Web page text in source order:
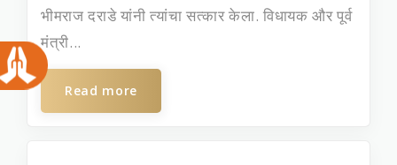
भीमराज दराडे यांनी त्यांचा सत्कार केला. विधायक और पूर्व
मंत्री...
Read more